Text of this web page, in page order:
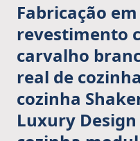
Fabricação
revestimento
carvalho
real de
cozinha
Luxury